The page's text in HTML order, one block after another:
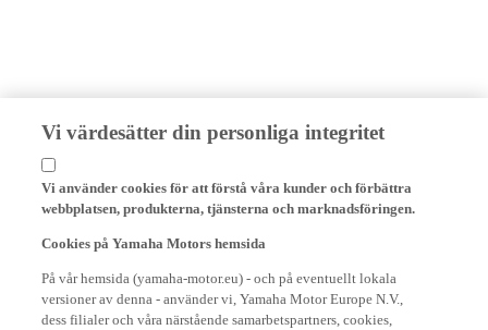
Vi värdesätter din personliga integritet
Vi använder cookies för att förstå våra kunder och förbättra
webbplatsen, produkterna, tjänsterna och marknadsföringen.
Cookies på Yamaha Motors hemsida
På vår hemsida (yamaha-motor.eu) - och på eventuellt lokala
versioner av denna - använder vi, Yamaha Motor Europe N.V.,
dess filialer och våra närstående samarbetspartners, cookies,